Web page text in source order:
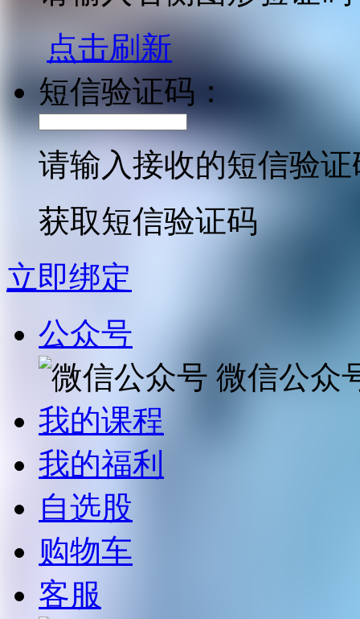
点击刷新
短信验证码：
请输入接收的短信验证
获取短信验证码
立即绑定
公众号
微信公众
我的课程
我的福利
自选股
购物车
客服